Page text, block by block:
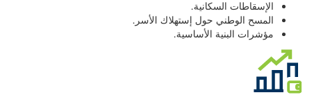
الإسقاطات السكانية.
المسح الوطني حول إستهلاك الأسر.
مؤشرات البنية الأساسية.